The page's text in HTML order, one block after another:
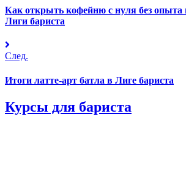
Как открыть кофейню с нуля без опыта
Лиги бариста
След.
Итоги латте-арт батла в Лиге бариста
Курсы для бариста